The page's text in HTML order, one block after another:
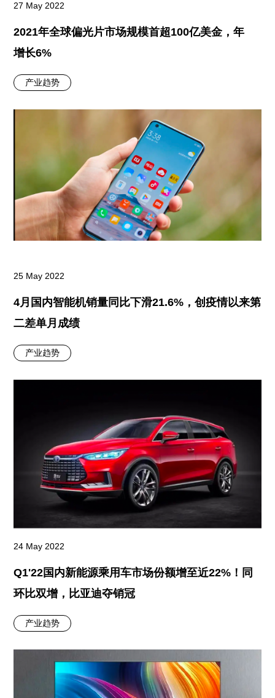
27 May 2022
2021年全球偏光片市场规模首超100亿美金，年
增长6%
产业趋势
25 May 2022
4月国内智能机销量同比下滑21.6%，创疫情以来第
二差单月成绩
产业趋势
24 May 2022
Q1'22国内新能源乘用车市场份额增至近22%！同
环比双增，比亚迪夺销冠
产业趋势